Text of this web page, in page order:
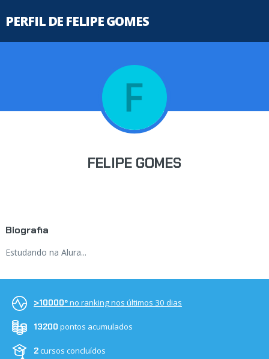
PERFIL DE FELIPE GOMES
FELIPE GOMES
Biografia
Estudando na Alura...
>10000ºno ranking nos últimos 30 dias
13200 pontos acumulados
2cursos concluídos